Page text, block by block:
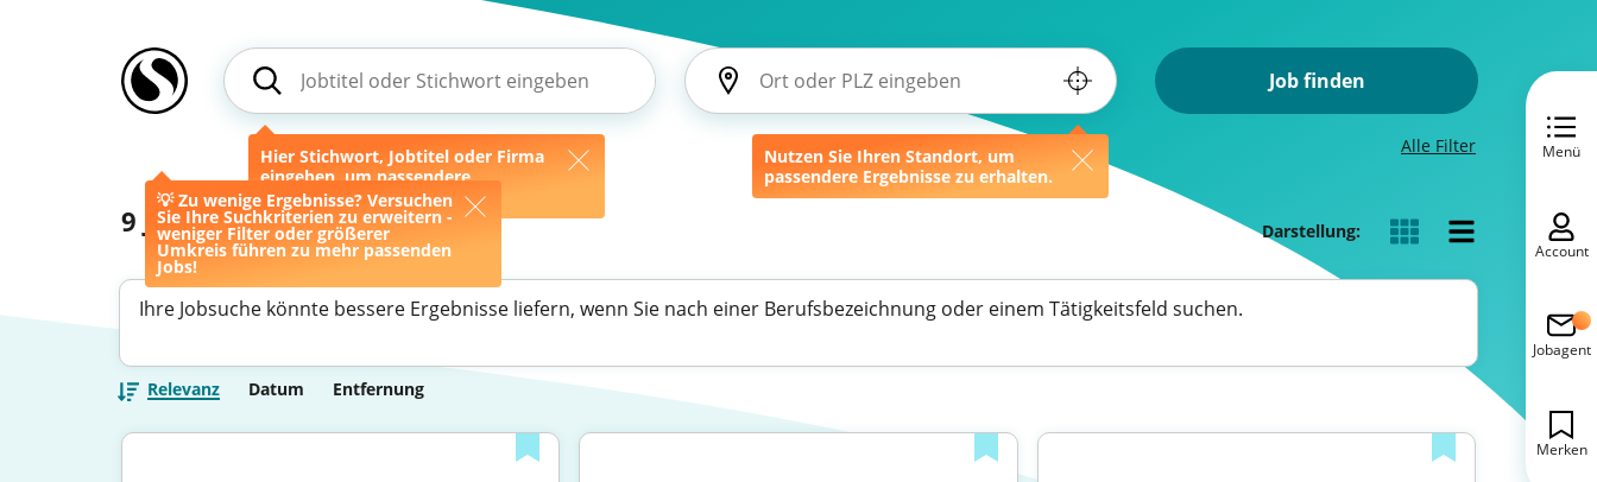
Hier Stichwort, Jobtitel oder Firma
eingeben, um passendere
Ergebnisse zu erhalten.
Nutzen Sie Ihren Standort, um
passendere Ergebnisse zu erhalten.
Job finden
💡 Zu wenige Ergebnisse? Versuchen
Sie Ihre Suchkriterien zu erweitern -
weniger Filter oder größerer
Umkreis führen zu mehr passenden
Jobs!
Alle Filter
9 Jobs Darstellung:
Ihre Jobsuche könnte bessere Ergebnisse liefern, wenn Sie nach einer Berufsbezeichnung oder einem Tätigkeitsfeld suchen.
Relevanz Datum Entfernung
Menü
Account
Jobagent
Merken